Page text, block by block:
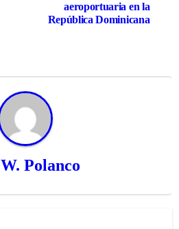
aeroportuaria en la
República Dominicana
W. Polanco